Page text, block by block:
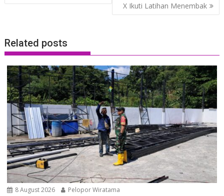
X Ikuti Latihan Menembak
Related posts
8 August 2026 Pelopor Wiratama